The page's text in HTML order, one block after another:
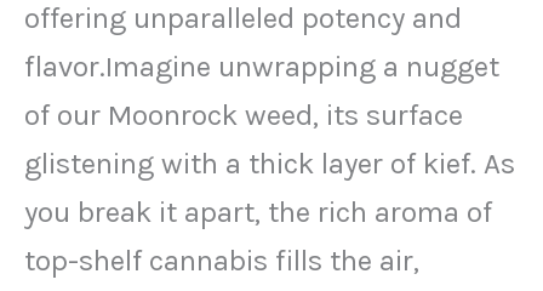
offering unparalleled potency and
flavor.Imagine unwrapping a nugget
of our Moonrock weed, its surface
glistening with a thick layer of kief. As
you break it apart, the rich aroma of
top-shelf cannabis fills the air,